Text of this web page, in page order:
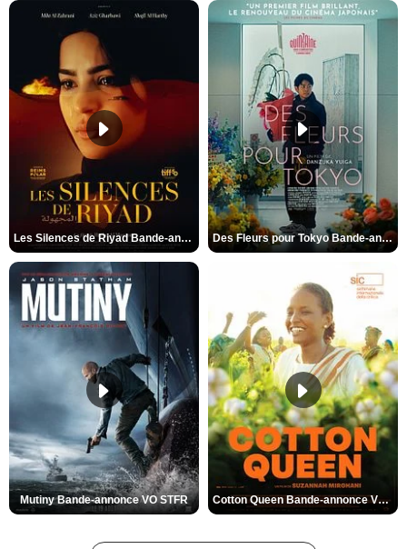
Les Silences de Riyad Bande-annonce VO STFR Des Fleurs pour Tokyo Bande-annonce VO STFR
Mutiny Bande-annonce VO STFR Cotton Queen Bande-annonce VO STFR